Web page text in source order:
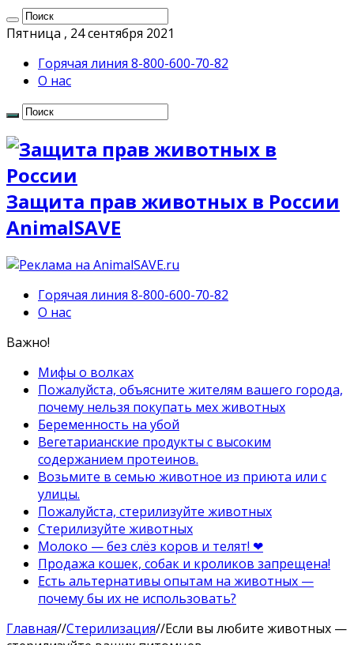
Пятница , 24 сентября 2021
Горячая линия 8-800-600-70-82
О нас
Защита прав животных в России
AnimalSAVE
Горячая линия 8-800-600-70-82
О нас
Важно!
Мифы о волках
Пожалуйста, объясните жителям вашего города,
почему нельзя покупать мех животных
Беременность на убой
Вегетарианские продукты с высоким
содержанием протеинов.
Возьмите в семью животное из приюта или с
улицы.
Пожалуйста, стерилизуйте животных
Стерилизуйте животных
Молоко — без слёз коров и телят! ❤
Продажа кошек, собак и кроликов запрещена!
Есть альтернативы опытам на животных —
почему бы их не использовать?
Главная//Стерилизация//Если вы любите животных —